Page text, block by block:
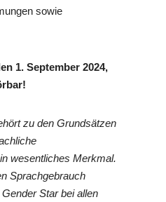
sowie
1. September 2024,
zu den Grundsätzen
wesentliches Merkmal.
Sprachgebrauch
Star bei allen